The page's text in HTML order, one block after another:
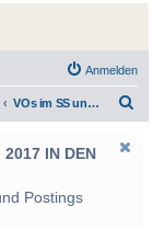
Anmelden
VOs im SS und WS 2014
IN DEN
Postings